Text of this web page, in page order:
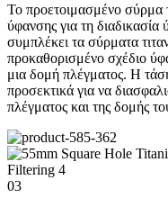
Το προετοιμασμένο σύρμα
ύφανσης για τη
συμπλέκει τα σύρματα
προκαθορισμένο σχέδιο
μια δομή πλέγματος. Η
προσεκτικά για να
πλέγματος και της δομής
03